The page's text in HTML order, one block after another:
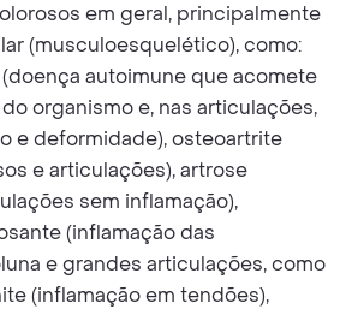
em geral, principalmente
(musculoesquelético), como:
autoimune que acomete
organismo e, nas articulações,
e deformidade), osteoartrite
e articulações), artrose
sem inflamação),
(inflamação das
e grandes articulações, como
(inflamação em tendões),